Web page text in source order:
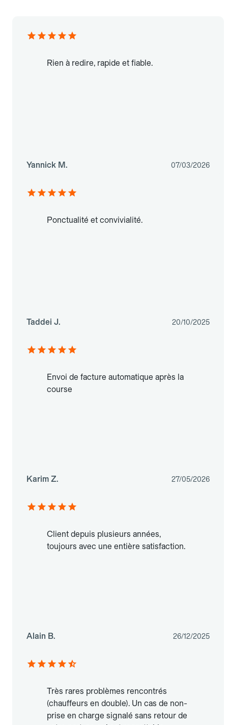
Rien à redire, rapide et fiable.
Yannick M. 07/03/2026
Ponctualité et convivialité.
Taddei J. 20/10/2025
Envoi de facture automatique après la
course
Karim Z. 27/05/2026
Client depuis plusieurs années,
toujours avec une entière satisfaction.
Alain B. 26/12/2025
Très rares problèmes rencontrés
(chauffeurs en double). Un cas de non-
prise en charge signalé sans retour de